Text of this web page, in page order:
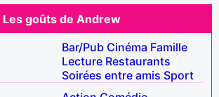
Les goûts de Andrew
Bar/Pub Cinéma Famille
Lecture Restaurants
Soirées entre amis Sport